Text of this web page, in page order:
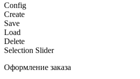
Config
Create
Save
Load
Delete
Selection Slider
Оформление заказа